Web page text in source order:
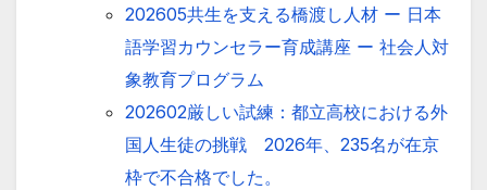
202605共生を支える橋渡し人材 ー 日本
語学習カウンセラー育成講座 ー 社会人対
象教育プログラム
202602厳しい試練：都立高校における外
国人生徒の挑戦 2026年、235名が在京
枠で不合格でした。